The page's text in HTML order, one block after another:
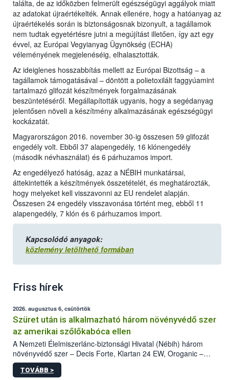
találta, de az időközben felmerült egészségügyi aggályok miatt
az adatokat újraértékelték. Annak ellenére, hogy a hatóanyag az
újraértékelés során is biztonságosnak bizonyult, a tagállamok
nem tudtak egyetértésre jutni a megújítást illetően, így azt egy
évvel, az Európai Vegyianyag Ügynökség (ECHA)
véleményének megjelenéséig, elhalasztották.
Az ideiglenes hosszabbítás mellett az Európai Bizottság – a
tagállamok támogatásával – döntött a polietoxilált faggyúamint
tartalmazó glifozát készítmények forgalmazásának
beszüntetéséről. Megállapították ugyanis, hogy a segédanyag
jelentősen növeli a készítmény alkalmazásának egészségügyi
kockázatát.
Magyarországon 2016. november 30-ig összesen 59 glifozát
engedély volt. Ebből 37 alapengedély, 16 klónengedély
(második névhasználat) és 6 párhuzamos import.
Az engedélyező hatóság, azaz a NÉBIH munkatársai,
áttekintették a készítmények összetételét, és meghatározták,
hogy melyeket kell visszavonni az EU rendelet alapján.
Összesen 24 engedély visszavonása történt meg, ebből 11
alapengedély, 7 klón és 6 párhuzamos import.
Kapcsolódó anyagok:
közlemény letölthető formában
Friss hírek
2026. augusztus 6, csütörtök
Szüret után is alkalmazható három növényvédő szer
az amerikai szőlőkabóca ellen
A Nemzeti Élelmiszerlánc-biztonsági Hivatal (Nébih) három
növényvédő szer – Decis Forte, Klartan 24 EW, Oroganic –
engedélyokiratát módosította, így azok a szüretet követően,
egészen a vesszőérettség (BBCH 91) stádiumáig
TOVÁBB >